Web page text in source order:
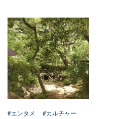
#エンタメ #カルチャー